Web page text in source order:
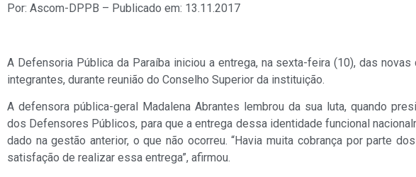
Por: Ascom-DPPB – Publicado em: 13.11.2017
A Defensoria Pública da Paraíba iniciou a entrega, na sexta-feira (10), das
integrantes, durante reunião do Conselho Superior da instituição.
A defensora pública-geral Madalena Abrantes lembrou da sua luta, quando
dos Defensores Públicos, para que a entrega dessa identidade funcional
dado na gestão anterior, o que não ocorreu. “Havia muita cobrança por parte
satisfação de realizar essa entrega”, afirmou.